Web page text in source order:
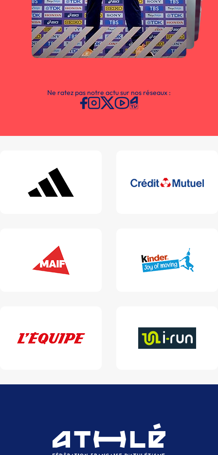
Ne ratez pas notre actu sur nos réseaux :